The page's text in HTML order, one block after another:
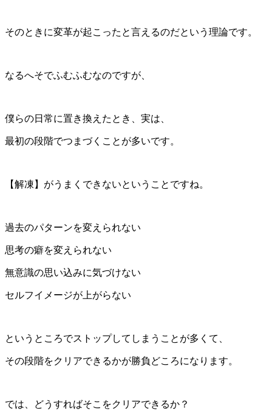
そのときに変革が起こったと言えるのだという理論です。
なるへそでふむふむなのですが、
僕らの日常に置き換えたとき、実は、
最初の段階でつまづくことが多いです。
【解凍】がうまくできないということですね。
過去のパターンを変えられない
思考の癖を変えられない
無意識の思い込みに気づけない
セルフイメージが上がらない
というところでストップしてしまうことが多くて、
その段階をクリアできるかが勝負どころになります。
では、どうすればそこをクリアできるか？